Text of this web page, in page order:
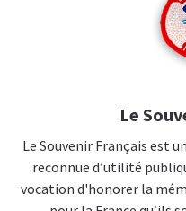
Le
Le Souvenir Français est
reconnue d’utilité
vocation d'honorer la